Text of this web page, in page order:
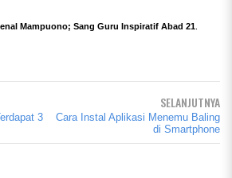
Mampuono; Sang Guru Inspiratif Abad 21.
3
SELANJUTNYA
Cara Instal Aplikasi Menemu Baling
di Smartphone